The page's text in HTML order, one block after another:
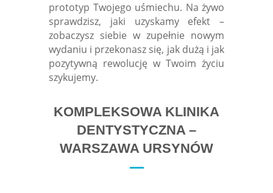
prototyp Twojego uśmiechu. Na żywo
sprawdzisz, jaki uzyskamy efekt –
zobaczysz siebie w zupełnie nowym
wydaniu i przekonasz się, jak dużą i jak
pozytywną rewolucję w Twoim życiu
szykujemy.
KOMPLEKSOWA KLINIKA
DENTYSTYCZNA –
WARSZAWA URSYNÓW